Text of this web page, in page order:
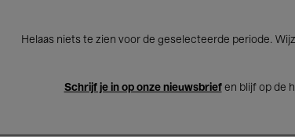
Helaas niets te zien voor de geselecteerde periode.
Schrijf je in op onze nieuwsbriefen blijf op de